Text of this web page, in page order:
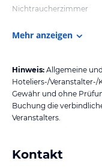
Nichtraucherzimmer
Mehr anzeigen
Hinweis: Allgemeine
Hoteliers-/
Gewähr und ohne
Buchung die
Veranstalters.
Kontakt